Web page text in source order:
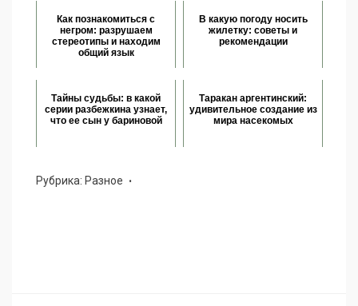
Как познакомиться с
негром: разрушаем
стереотипы и находим
общий язык
В какую погоду носить
жилетку: советы и
рекомендации
Тайны судьбы: в какой
серии разбежкина узнает,
что ее сын у бариновой
Таракан аргентинский:
удивительное создание из
мира насекомых
Рубрика: Разное